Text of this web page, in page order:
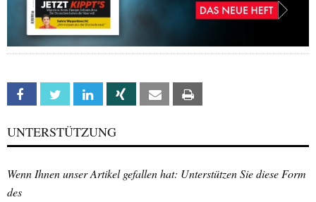
Facebook Twitter Linkedin Xing Email
UNTERSTÜTZUNG
Wenn Ihnen unser Artikel gefallen hat: Unterstützen Sie diese Form
des